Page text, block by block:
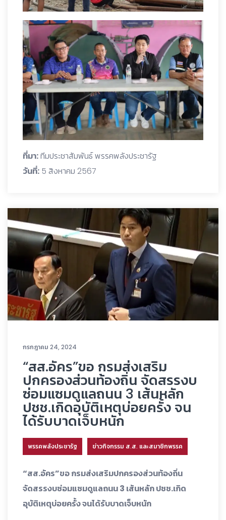
ที่มา:ทีมประชาสัมพันธ์ พรรคพลังประชารัฐ
วันที่: 5 สิงหาคม 2567
กรกฎาคม 24, 2024
“สส.อัคร”ขอ กรมส่งเสริม
ปกครองส่วนท้องถิ่น จัดสรรงบ
ซ่อมแซมดูแลถนน 3 เส้นหลัก
ปชช.เกิดอุบัติเหตุบ่อยครั้ง จน
ได้รับบาดเจ็บหนัก
พรรคพลังประชารัฐ ข่าวกิจกรรม ส.ส. และสมาชิกพรรค
“สส.อัคร”ขอ กรมส่งเสริมปกครองส่วนท้องถิ่น
จัดสรรงบซ่อมแซมดูแลถนน 3 เส้นหลัก ปชช.เกิด
อุบัติเหตุบ่อยครั้ง จนได้รับบาดเจ็บหนัก